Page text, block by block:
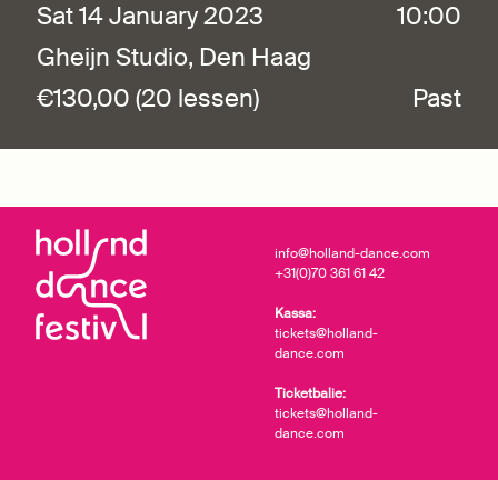
Sat 14 January 2023
10:00
Gheijn Studio, Den Haag
€130,00 (20 lessen)
Past
info@holland-dance.com
+31(0)70 361 61 42
Kassa:
tickets@holland-
dance.com
Ticketbalie:
tickets@holland-
dance.com